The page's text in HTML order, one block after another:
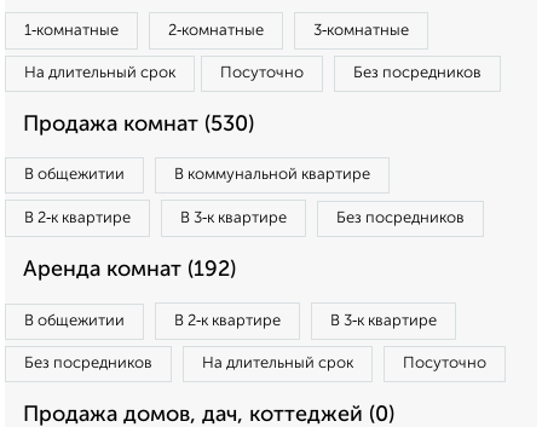
1‑комнатные 2‑комнатные 3‑комнатные
На длительный срок Посуточно Без посредников
Продажа комнат (530)
В общежитии В коммунальной квартире
В 2‑к квартире В 3‑к квартире Без посредников
Аренда комнат (192)
В общежитии В 2‑к квартире В 3‑к квартире
Без посредников На длительный срок Посуточно
Продажа домов, дач, коттеджей (0)